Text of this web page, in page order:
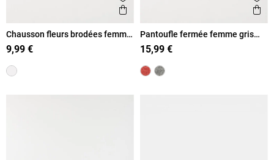
Ajouter aux favoris
Aperçu rapide
Chausson fleurs brodées femme
(36-41)
9,99 €
Pantoufle fermée femme gris
(36-41)
15,99 €